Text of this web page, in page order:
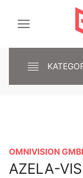
OMNIVISION
AZELA-